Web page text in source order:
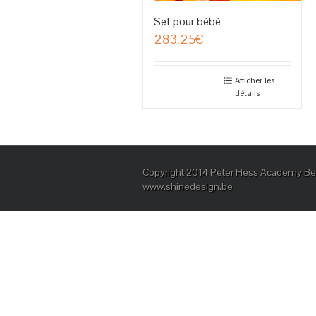
Set pour bébé
283.25€
Afficher les
détails
Copyright 2014 Peter Hess Academy
www.shinedesign.be